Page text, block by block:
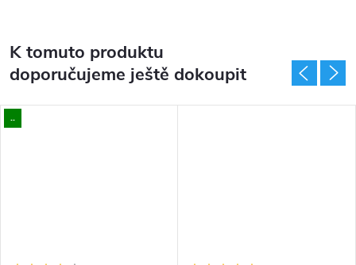
K tomuto produktu
doporučujeme ještě dokoupit
..